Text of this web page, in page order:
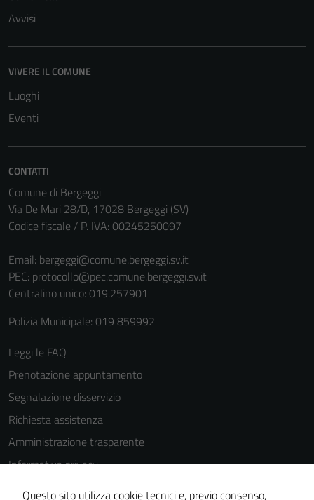
Avvisi
VIVERE IL COMUNE
Luoghi
Eventi
CONTATTI
Comune di Bergeggi
Via De Mari 28/D, 17028 Bergeggi (SV)
Codice fiscale / P. IVA: 00245250097
Email: bergeggi@comune.bergeggi.sv.it
PEC: protocollo@pec.comune.bergeggi.sv.it
Centralino unico: 019.257901
Polizia Municipale: 019 859992
Leggi le FAQ
Prenotazione appuntamento
Segnalazione disservizio
Richiesta assistenza
Amministrazione trasparente
Informativa privacy
Cookie Policy
Questo sito utilizza cookie tecnici e, previo consenso,